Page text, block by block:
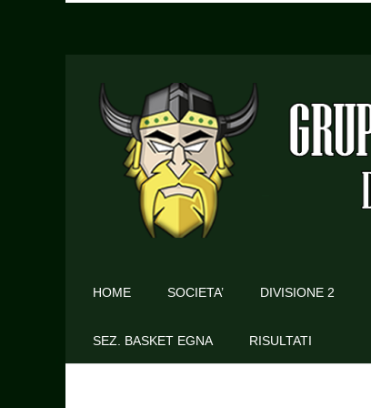
HOME SOCIETA’ DIVISIONE 2
SEZ. BASKET EGNA RISULTATI